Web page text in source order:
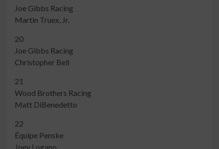
Joe Gibbs Racing
Martin Truex, Jr.
20
Joe Gibbs Racing
Christopher Bell
21
Wood Brothers Racing
Matt DiBenedetto
22
Équipe Penske
Joey Logano